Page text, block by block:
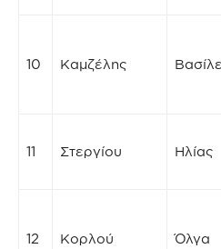
10 Καμζέλης
11 Στεργίου Ηλίας
12 Κορλού Όλγα